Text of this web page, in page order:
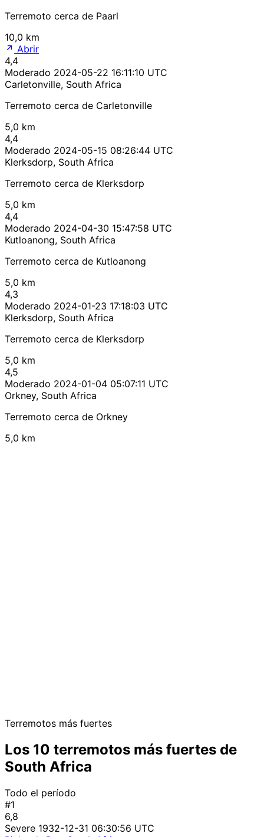
Terremoto cerca de Paarl
10,0 km
Abrir
4,4
Moderado 2024-05-22 16:11:10 UTC
Carletonville, South Africa
Terremoto cerca de Carletonville
5,0 km
4,4
Moderado 2024-05-15 08:26:44 UTC
Klerksdorp, South Africa
Terremoto cerca de Klerksdorp
5,0 km
4,4
Moderado 2024-04-30 15:47:58 UTC
Kutloanong, South Africa
Terremoto cerca de Kutloanong
5,0 km
4,3
Moderado 2024-01-23 17:18:03 UTC
Klerksdorp, South Africa
Terremoto cerca de Klerksdorp
5,0 km
4,5
Moderado 2024-01-04 05:07:11 UTC
Orkney, South Africa
Terremoto cerca de Orkney
5,0 km
Terremotos más fuertes
Los 10 terremotos más fuertes de
South Africa
Todo el período
#1
6,8
Severe 1932-12-31 06:30:56 UTC